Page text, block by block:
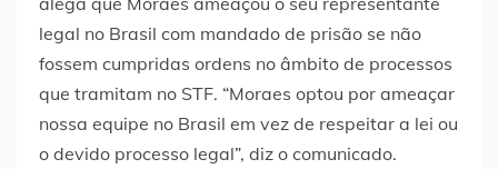
legal no Brasil com mandado de prisão se não
fossem cumpridas ordens no âmbito de processos
que tramitam no STF. “Moraes optou por ameaçar
nossa equipe no Brasil em vez de respeitar a lei ou
o devido processo legal”, diz o comunicado.